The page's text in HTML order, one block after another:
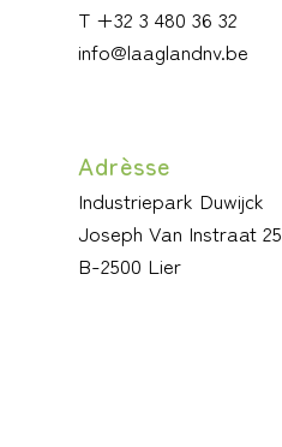
T +32 3 480 36 32
info@laaglandnv.be
Adrèsse
Industriepark Duwijck
Joseph Van Instraat 25
B-2500 Lier